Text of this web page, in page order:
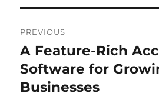
navigation
PREVIOUS
Previous
post:
A Feature-Rich
Software for
Businesses